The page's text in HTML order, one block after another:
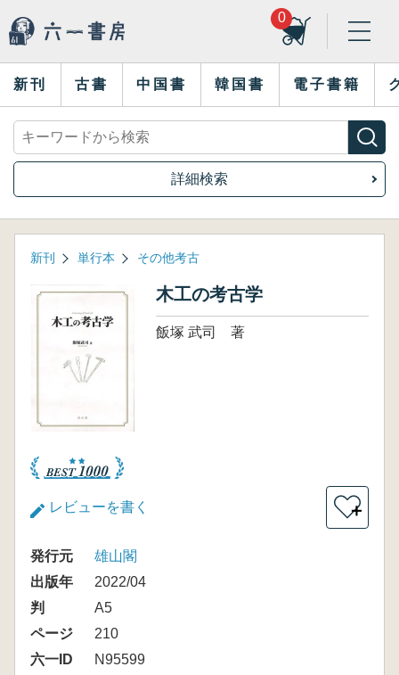
0
新刊 古書 中国書 韓国書 電子書籍
詳細検索
新刊 単行本 その他考古
木工の考古学
飯塚 武司 著
レビューを書く ＋
発行元
雄山閣
出版年
2022/04
判
A5
ページ
210
六一ID
N95599